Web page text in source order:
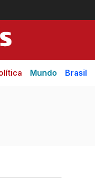
Mundo Brasil